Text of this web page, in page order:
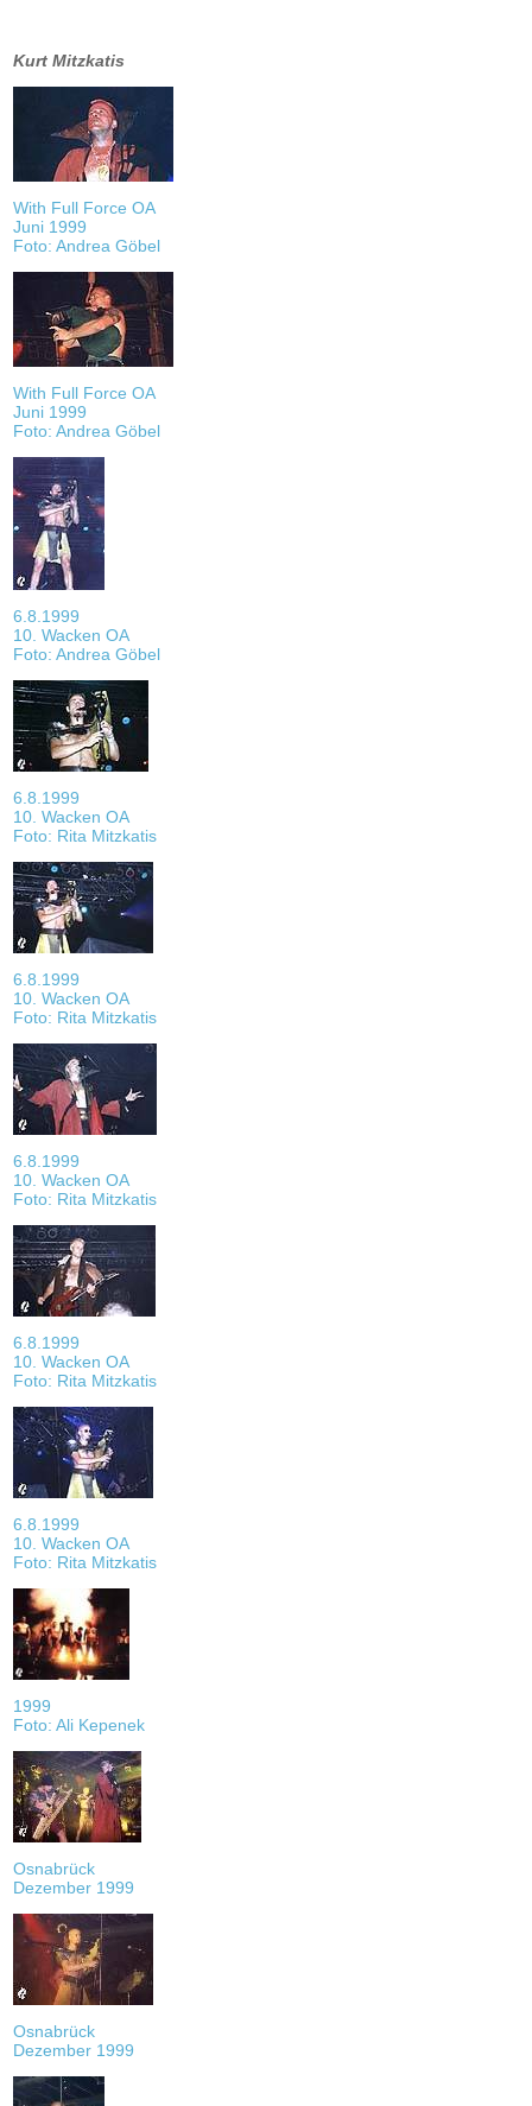
Kurt Mitzkatis
With Full Force OA
Juni 1999
Foto: Andrea Göbel
With Full Force OA
Juni 1999
Foto: Andrea Göbel
6.8.1999
10. Wacken OA
Foto: Andrea Göbel
6.8.1999
10. Wacken OA
Foto: Rita Mitzkatis
6.8.1999
10. Wacken OA
Foto: Rita Mitzkatis
6.8.1999
10. Wacken OA
Foto: Rita Mitzkatis
6.8.1999
10. Wacken OA
Foto: Rita Mitzkatis
6.8.1999
10. Wacken OA
Foto: Rita Mitzkatis
1999
Foto: Ali Kepenek
Osnabrück
Dezember 1999
Osnabrück
Dezember 1999